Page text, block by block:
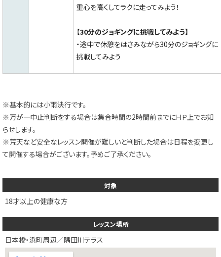
重心を高くしてラクに走ってみよう！
【30分のジョギングに挑戦してみよう】
・途中で休憩をはさみながら30分のジョギングに
挑戦してみよう
※基本的には小雨決行です。
※万が一中止判断をする場合は集合時間の2時間前までにＨＰ上でお知
らせします。
※荒天など安全なレッスン開催が難しいと判断した場合は日程を変更し
て開催する場合がございます。予めご了承ください。
対象
18才以上の健康な方
レッスン場所
日本橋・浜町周辺／隅田川テラス